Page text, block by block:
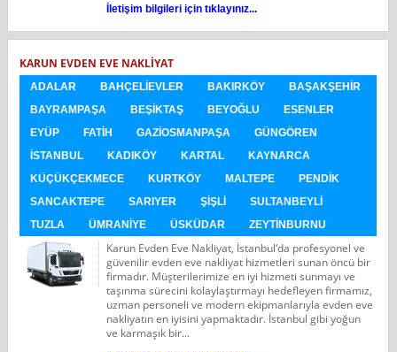
İletişim bilgileri için tıklayınız...
KARUN EVDEN EVE NAKLIYAT
ADALAR BAHÇELIEVLER BAKIRKÖY
BAŞAKŞEHIR
BAYRAMPAŞA
BEŞIKTAŞ BEYOĞLU
ESENLER
EYÜP
FATIH GAZIOSMANPAŞA
GÜNGÖREN
İSTANBUL
KADIKÖY KARTAL
KAYNARCA
KÜÇÜKÇEKMECE
KURTKÖY MALTEPE
PENDIK
SANCAKTEPE
SARIYER ŞIŞLI
SULTANBEYLI
TUZLA
ÜMRANIYE ÜSKÜDAR ZEYTINBURNU
Karun Evden Eve Nakliyat, İstanbul‘da profesyonel ve
güvenilir evden eve nakliyat hizmetleri sunan öncü bir
firmadır. Müşterilerimize en iyi hizmeti sunmayı ve
taşınma sürecini kolaylaştırmayı hedefleyen firmamız,
uzman personeli ve modern ekipmanlarıyla evden eve
nakliyatın en iyisini yapmaktadır. İstanbul gibi yoğun
ve karmaşık bir...